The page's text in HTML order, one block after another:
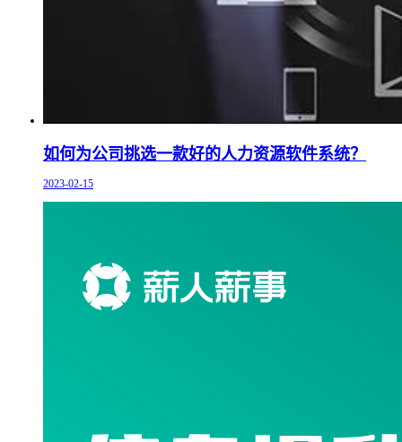
如何为公司挑选一款好的人力资源软件系统？
2023-02-15